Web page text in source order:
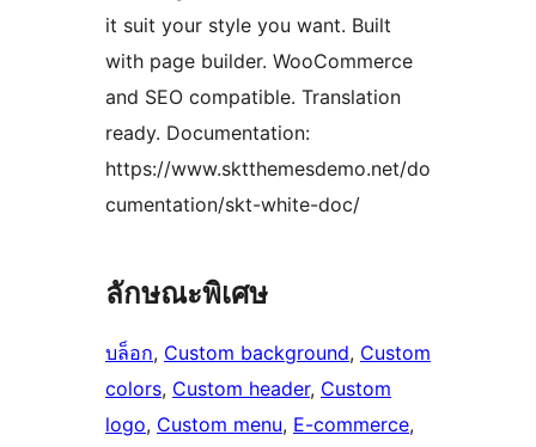
it suit your style you want. Built
with page builder. WooCommerce
and SEO compatible. Translation
ready. Documentation:
https://www.sktthemesdemo.net/do
cumentation/skt-white-doc/
ลักษณะพิเศษ
บล็อก, Custom background, Custom
colors, Custom header, Custom
logo, Custom menu, E-commerce